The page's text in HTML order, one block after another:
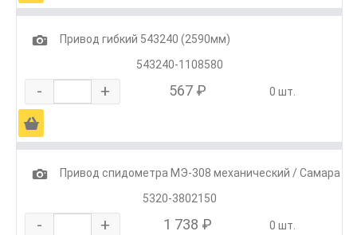
1
Привод гибкий 543240 (2590мм)
543240-1108580
- + 567 ₽ 0 шт.
Ä
1
Привод спидометра МЭ-308 механический / Самара
5320-3802150
- + 1 738 ₽ 0 шт.